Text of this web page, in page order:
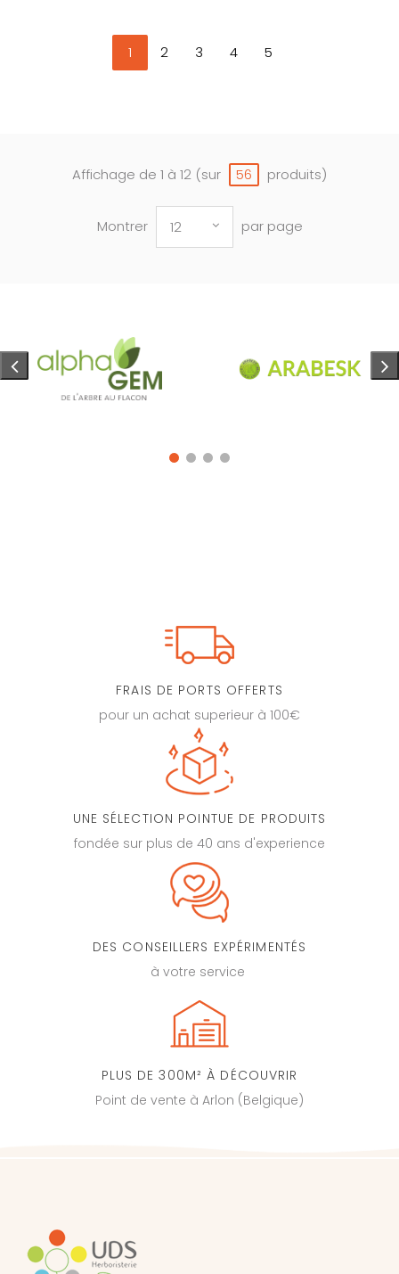
1 2 3 4 5
Affichage de 1 à 12 (sur 56 produits)
Montrer 12 par page
FRAIS DE PORTS OFFERTS
pour un achat superieur à 100€
UNE SÉLECTION POINTUE DE PRODUITS
fondée sur plus de 40 ans d'experience
DES CONSEILLERS EXPÉRIMENTÉS
à votre service
PLUS DE 300M² À DÉCOUVRIR
Point de vente à Arlon (Belgique)